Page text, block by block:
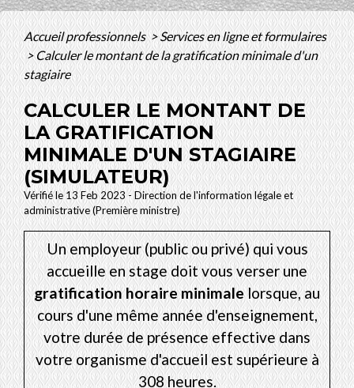
Accueil professionnels>Services en ligne et formulaires
>Calculer le montant de la gratification minimale d'un
stagiaire
CALCULER LE MONTANT DE
LA GRATIFICATION
MINIMALE D'UN STAGIAIRE
(SIMULATEUR)
Vérifié le 13 Feb 2023 - Direction de l'information légale et
administrative (Première ministre)
Un employeur (public ou privé) qui vous
accueille en stage doit vous verser une
gratification horaire minimalelorsque, au
cours d'une même année d'enseignement,
votre durée de présence effective dans
votre organisme d'accueil est supérieure à
308 heures.